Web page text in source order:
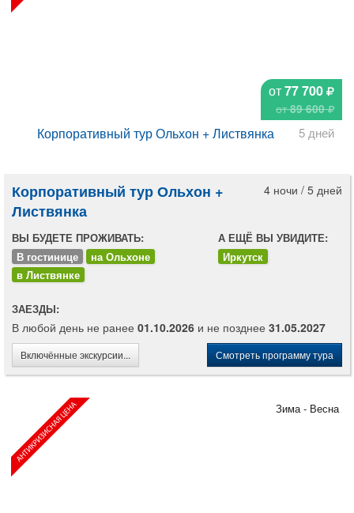
от77 700
от89 600
5 дней
Корпоративный тур Ольхон + Листвянка
4 ночи / 5 дней
Корпоративный тур Ольхон +
Листвянка
ВЫ БУДЕТЕ ПРОЖИВАТЬ:
В гостинице
на Ольхоне
в Листвянке
А ЕЩЁ ВЫ УВИДИТЕ:
Иркутск
ЗАЕЗДЫ:
В любой день не ранее 01.10.2026 и не позднее 31.05.2027
Включённые экскурсии... Смотреть программу тура
Зима - Весна